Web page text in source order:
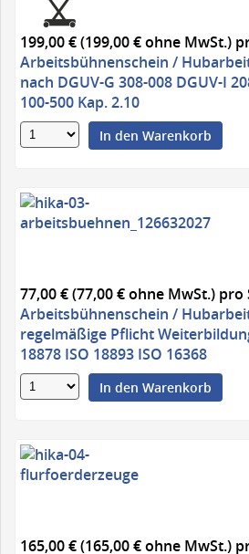
199,00 € (199,00 € ohne MwSt.)
Arbeitsbühnenschein /
nach DGUV-G 308-008 DGUV-I
100-500 Kap. 2.10
In den Warenkorb
77,00 € (77,00 € ohne MwSt.) pro
Arbeitsbühnenschein /
regelmäßige Pflicht
18878 ISO 18893 ISO 16368
In den Warenkorb
165,00 € (165,00 € ohne MwSt.)